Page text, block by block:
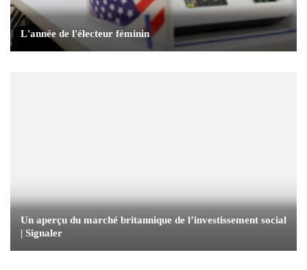
L'année de l'électeur féminin
Un aperçu du marché britannique de l’investissement social
| Signaler